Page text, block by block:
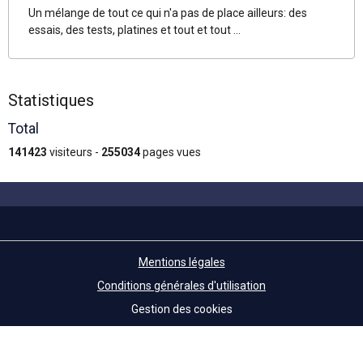
Un mélange de tout ce qui n'a pas de place ailleurs: des
essais, des tests, platines et tout et tout ...
Statistiques
Total
141423 visiteurs - 255034pages vues
Mentions légales
Conditions générales d'utilisation
Gestion des cookies